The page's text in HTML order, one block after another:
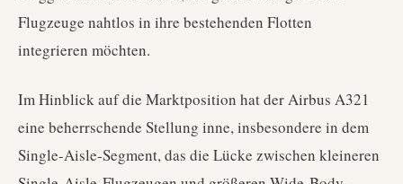
Flugzeuge nahtlos in ihre bestehenden Flotten
integrieren möchten.
Im Hinblick auf die Marktposition hat der Airbus A321
eine beherrschende Stellung inne, insbesondere in dem
Single-Aisle-Segment, das die Lücke zwischen kleineren